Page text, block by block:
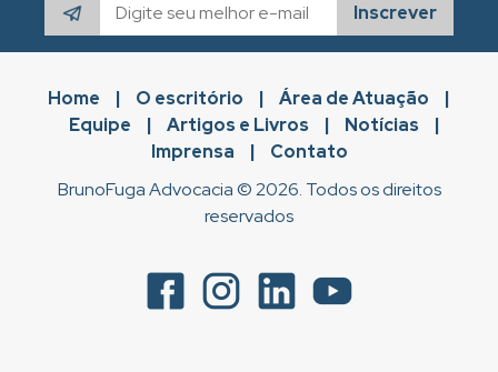
Inscrever
Home | O escritório | Área de Atuação
|
Equipe
| Artigos e Livros | Notícias
|
Imprensa
|
Contato
BrunoFuga Advocacia © 2026. Todos os direitos
reservados